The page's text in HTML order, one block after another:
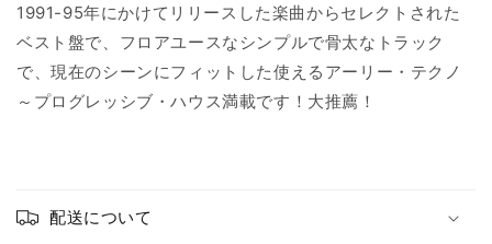
1991-95年にかけてリリースした楽曲からセレクトされた
ベスト盤で、フロアユースなシンプルで骨太なトラック
で、現在のシーンにフィットした使えるアーリー・テクノ
～プログレッシブ・ハウス満載です！大推薦！
配送について